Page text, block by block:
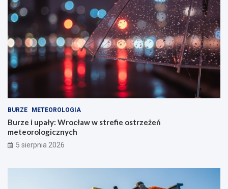
BURZE METEOROLOGIA
Burze i upały: Wrocław w strefie ostrzeżeń
meteorologicznych
5 sierpnia 2026